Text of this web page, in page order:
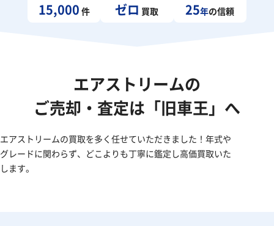
15,000 件 ゼロ 買取 25年の信頼
エアストリームの
ご売却・査定は「旧車王」へ
エアストリームの買取を多く任せていただきました！年式や
グレードに関わらず、どこよりも丁寧に鑑定し高価買取いた
します。